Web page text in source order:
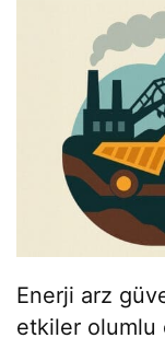
Enerji arz
etkiler olumlu